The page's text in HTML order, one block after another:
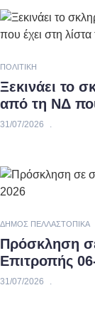
ΠΟΛΙΤΙΚΉ
Ξεκινάει το
από τη ΝΔ
31/07/2026
ΔΉΜΟΣ ΠΈΛΛΑΣΤΟΠΙΚΆ
Πρόσκληση
Επιτροπής
31/07/2026